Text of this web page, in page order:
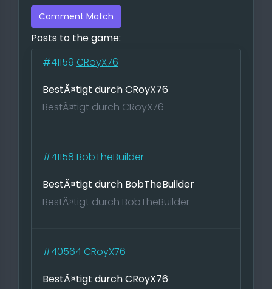
Comment Match
Posts to the game:
#41159 CRoyX76
BestÃ¤tigt durch CRoyX76
BestÃ¤tigt durch CRoyX76
#41158 BobTheBuilder
BestÃ¤tigt durch BobTheBuilder
BestÃ¤tigt durch BobTheBuilder
#40564 CRoyX76
BestÃ¤tigt durch CRoyX76